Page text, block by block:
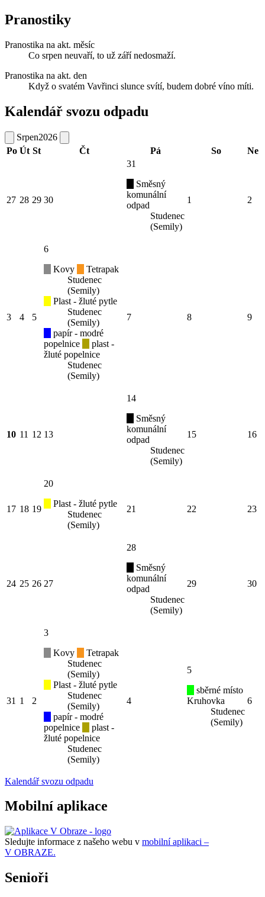
Pranostiky
Pranostika na akt. měsíc
Co srpen neuvaří, to už září nedosmaží.
Pranostika na akt. den
Když o svatém Vavřinci slunce svítí, budem dobré víno míti.
Kalendář svozu odpadu
Srpen2026
Po Út St Čt Pá So Ne
27 28 29 30
31
Směsný
komunální
odpad
Studenec
(Semily)
1 2
3 4 5
6
Kovy
Tetrapak
Studenec
(Semily)
Plast - žluté pytle
Studenec
(Semily)
papír - modré
popelnice
plast -
žluté popelnice
Studenec
(Semily)
7 8 9
10 11 12 13
14
Směsný
komunální
odpad
Studenec
(Semily)
15 16
17 18 19
20
Plast - žluté pytle
Studenec
(Semily)
21 22 23
24 25 26 27
28
Směsný
komunální
odpad
Studenec
(Semily)
29 30
31 1 2
3
Kovy
Tetrapak
Studenec
(Semily)
Plast - žluté pytle
Studenec
(Semily)
papír - modré
popelnice
plast -
žluté popelnice
Studenec
(Semily)
4
5
sběrné místo
Kruhovka
Studenec
(Semily)
6
Kalendář svozu odpadu
Mobilní aplikace
Sledujte informace z našeho webu v mobilní aplikaci –
V OBRAZE.
Senioři